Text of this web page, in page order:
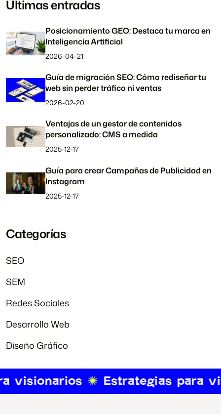
Últimas entradas
Posicionamiento GEO: Destaca tu marca en
Inteligencia Artificial
2026-04-21
Guía de migración SEO: Cómo rediseñar tu
web sin perder tráfico ni ventas
2026-02-20
Ventajas de un gestor de contenidos
personalizado: CMS a medida
2025-12-17
Guía para crear Campañas de Publicidad en
Instagram
2025-12-17
Categorías
SEO
SEM
Redes Sociales
Desarrollo Web
Diseño Gráfico